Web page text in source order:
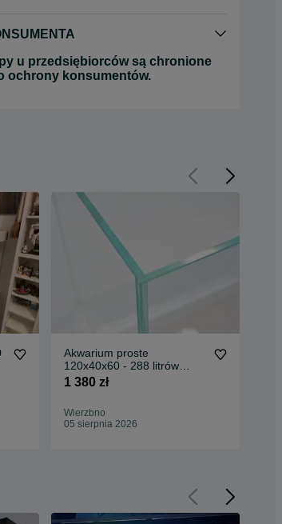
u przedsiębiorców są chronione
ochrony konsumentów.
Akwarium proste
120x40x60 - 288 litrów
OPTIWHITE
1 380 zł
Wierzbno
05 sierpnia 2026